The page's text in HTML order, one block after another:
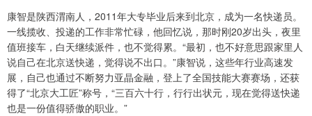
康智是陕西渭南人，2011年大专毕业后来到北京，成为一名快递员。
一线揽收、投递的工作非常忙碌，他回忆说，那时刚20岁出头，夜里
值班接车，白天继续派件，也不觉得累。“最初，也不好意思跟家里人
说自己在北京送快递，觉得说不出口。”康智说，这些年行业高速发
展，自己也通过不断努力亚晶金融，登上了全国技能大赛赛场，还获
得了“北京大工匠”称号，“三百六十行，行行出状元，现在觉得送快递
也是一份值得骄傲的职业。”